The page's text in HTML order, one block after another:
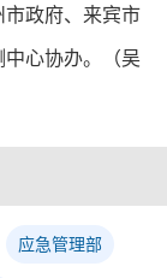
政府、来宾市
心协办。（吴
应急管理部